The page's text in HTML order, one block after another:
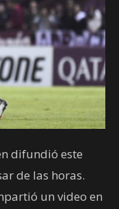
difundió este
de las horas.
un video en